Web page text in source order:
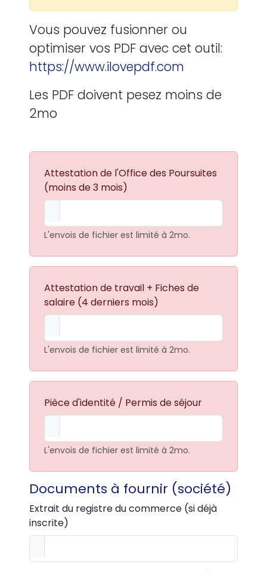
Vous pouvez fusionner ou
optimiser vos PDF avec cet outil:
https://www.ilovepdf.com
Les PDF doivent pesez moins de
2mo
Attestation de l'Office des Poursuites
(moins de 3 mois)
L'envois de fichier est limité à 2mo.
Attestation de travail + Fiches de
salaire (4 derniers mois)
L'envois de fichier est limité à 2mo.
Pièce d'identité / Permis de séjour
L'envois de fichier est limité à 2mo.
Documents à fournir (société)
Extrait du registre du commerce (si déjà
inscrite)